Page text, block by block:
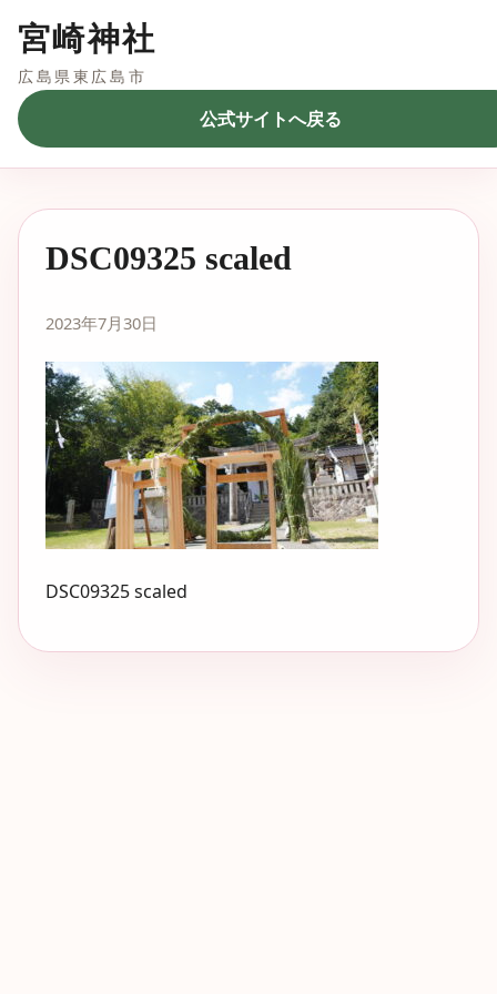
宮崎神社
広島県東広島市
公式サイトへ戻る
DSC09325 scaled
2023年7月30日
DSC09325 scaled